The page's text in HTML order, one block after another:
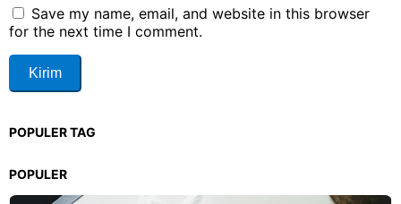
Save my name, email, and website in this browser
for the next time I comment.
POPULER TAG
POPULER